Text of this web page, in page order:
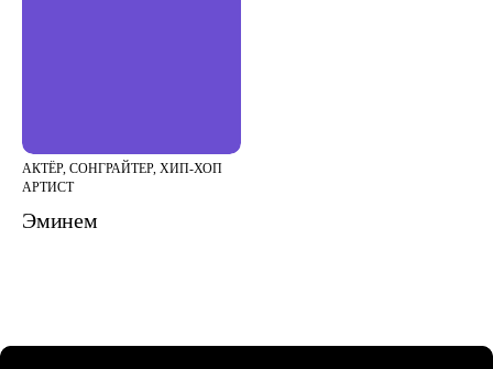
АКТЁР, СОНГРАЙТЕР, ХИП-ХОП
АРТИСТ
Эминем